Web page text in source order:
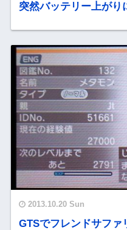
突然バッテリー上がり
2013.10.20 Sun
GTSでフレンドサファ